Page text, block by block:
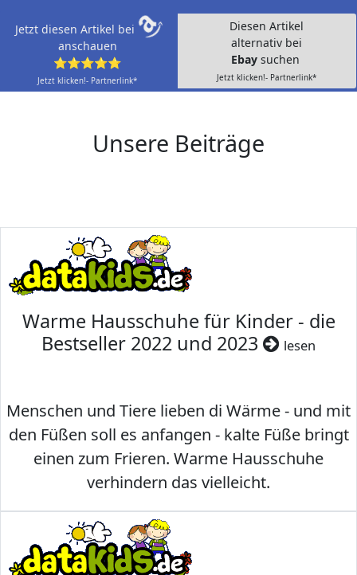
Jetzt diesen Artikel bei
anschauen
⭐⭐⭐⭐⭐
Jetzt klicken!- Partnerlink*
Diesen Artikel
alternativ bei
Ebay suchen
Jetzt klicken!- Partnerlink*
Unsere Beiträge
Warme Hausschuhe für Kinder - die
Bestseller 2022 und 2023
lesen
Menschen und Tiere lieben di Wärme - und mit
den Füßen soll es anfangen - kalte Füße bringt
einen zum Frieren. Warme Hausschuhe
verhindern das vielleicht.